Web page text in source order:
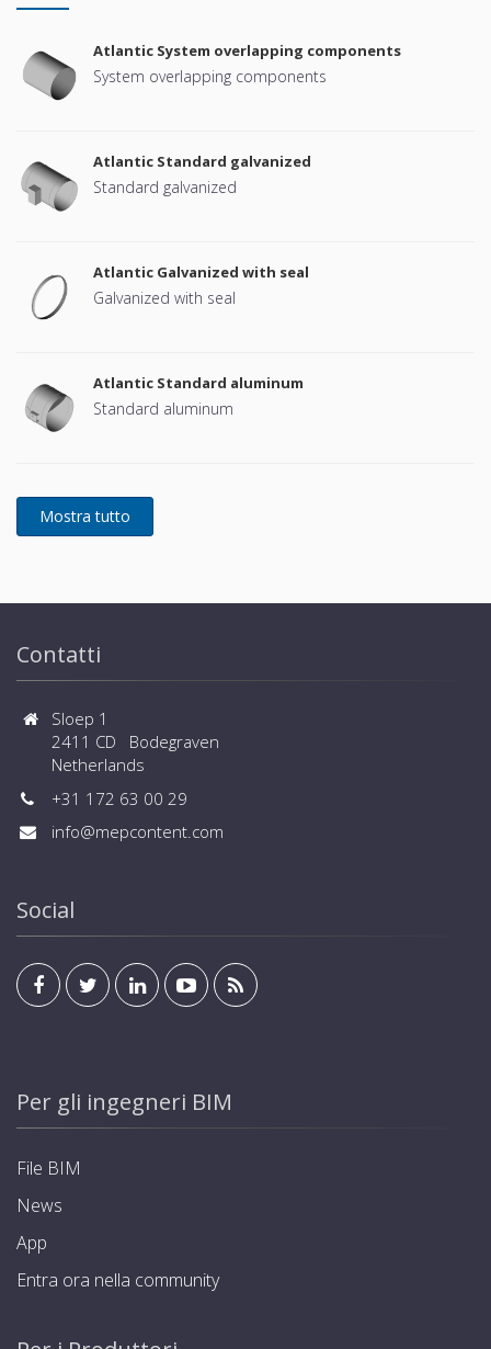
Atlantic System overlapping components
System overlapping components
Atlantic Standard galvanized
Standard galvanized
Atlantic Galvanized with seal
Galvanized with seal
Atlantic Standard aluminum
Standard aluminum
Contatti
Sloep 1
2411 CD Bodegraven
Netherlands
+31 172 63 00 29
info@mepcontent.com
Social
Per gli ingegneri BIM
File BIM
News
App
Entra ora nella community